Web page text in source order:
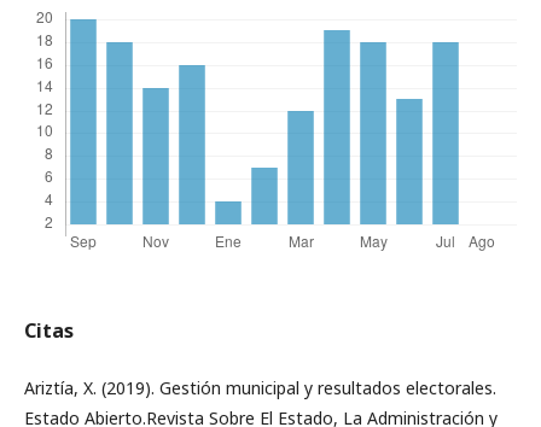
Citas
Ariztía, X. (2019). Gestión municipal y resultados electorales.
Estado Abierto.Revista Sobre El Estado, La Administración y